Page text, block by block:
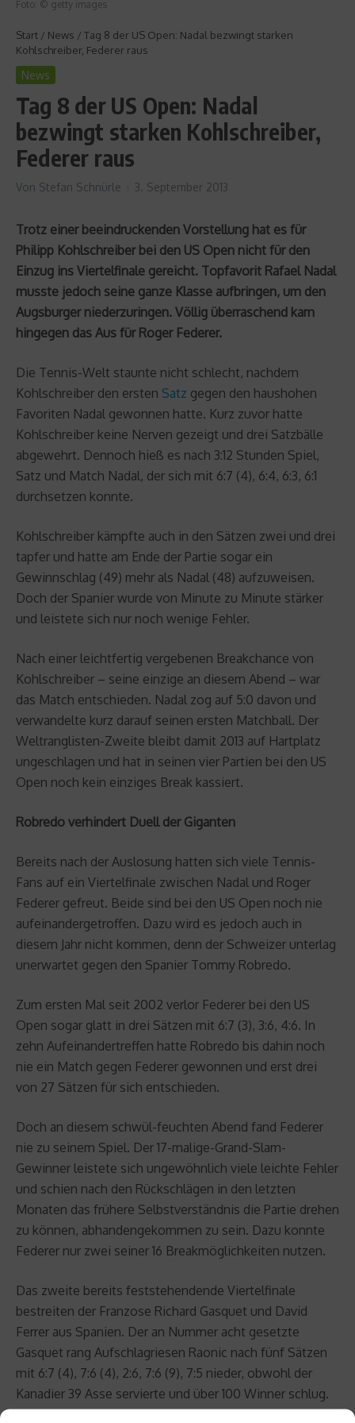
Foto: © getty images
Start / News / Tag 8 der US Open: Nadal bezwingt starken
Kohlschreiber, Federer raus
News
Tag 8 der US Open: Nadal
bezwingt starken Kohlschreiber,
Federer raus
Von Stefan Schnürle 3. September 2013
Trotz einer beeindruckenden Vorstellung hat es für
Philipp Kohlschreiber bei den US Open nicht für den
Einzug ins Viertelfinale gereicht. Topfavorit Rafael Nadal
musste jedoch seine ganze Klasse aufbringen, um den
Augsburger niederzuringen. Völlig überraschend kam
hingegen das Aus für Roger Federer.
Die Tennis-Welt staunte nicht schlecht, nachdem
Kohlschreiber den ersten Satz gegen den haushohen
Favoriten Nadal gewonnen hatte. Kurz zuvor hatte
Kohlschreiber keine Nerven gezeigt und drei Satzbälle
abgewehrt. Dennoch hieß es nach 3:12 Stunden Spiel,
Satz und Match Nadal, der sich mit 6:7 (4), 6:4, 6:3, 6:1
durchsetzen konnte.
Kohlschreiber kämpfte auch in den Sätzen zwei und drei
tapfer und hatte am Ende der Partie sogar ein
Gewinnschlag (49) mehr als Nadal (48) aufzuweisen.
Doch der Spanier wurde von Minute zu Minute stärker
und leistete sich nur noch wenige Fehler.
Nach einer leichtfertig vergebenen Breakchance von
Kohlschreiber – seine einzige an diesem Abend – war
das Match entschieden. Nadal zog auf 5:0 davon und
verwandelte kurz darauf seinen ersten Matchball. Der
Weltranglisten-Zweite bleibt damit 2013 auf Hartplatz
ungeschlagen und hat in seinen vier Partien bei den US
Open noch kein einziges Break kassiert.
Robredo verhindert Duell der Giganten
Bereits nach der Auslosung hatten sich viele Tennis-
Fans auf ein Viertelfinale zwischen Nadal und Roger
Federer gefreut. Beide sind bei den US Open noch nie
aufeinandergetroffen. Dazu wird es jedoch auch in
diesem Jahr nicht kommen, denn der Schweizer unterlag
unerwartet gegen den Spanier Tommy Robredo.
Zum ersten Mal seit 2002 verlor Federer bei den US
Open sogar glatt in drei Sätzen mit 6:7 (3), 3:6, 4:6. In
zehn Aufeinandertreffen hatte Robredo bis dahin noch
nie ein Match gegen Federer gewonnen und erst drei
von 27 Sätzen für sich entschieden.
Doch an diesem schwül-feuchten Abend fand Federer
nie zu seinem Spiel. Der 17-malige-Grand-Slam-
Gewinner leistete sich ungewöhnlich viele leichte Fehler
und schien nach den Rückschlägen in den letzten
Monaten das frühere Selbstverständnis die Partie drehen
zu können, abhandengekommen zu sein. Dazu konnte
Federer nur zwei seiner 16 Breakmöglichkeiten nutzen.
Das zweite bereits feststehendende Viertelfinale
bestreiten der Franzose Richard Gasquet und David
Ferrer aus Spanien. Der an Nummer acht gesetzte
Gasquet rang Aufschlagriesen Raonic nach fünf Sätzen
mit 6:7 (4), 7:6 (4), 2:6, 7:6 (9), 7:5 nieder, obwohl der
Kanadier 39 Asse servierte und über 100 Winner schlug.
Ferrer siegte in vier Sätzen gegen den Serben Janko